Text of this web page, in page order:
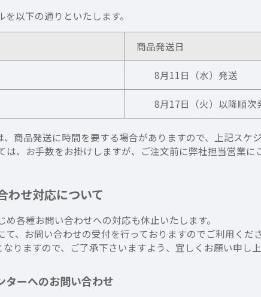
以下の通りといたします。
商品発送日
8月11日（水）発送
8月17日（火）以降順次
、商品発送に時間を要する場合がありますので、上記スケ
、お手数をお掛けしますが、ご注文前に弊社担当営業
わせ対応について
各種お問い合わせへの対応も休止いたします。
、お問い合わせの受付を行っておりますのでご利用くだ
りますので、ご了承下さいますよう、宜しくお願い申し
ターへのお問い合わせ